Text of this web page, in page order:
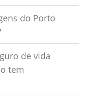
do Porto
de vida
tem